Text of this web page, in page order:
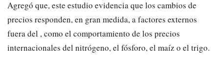
Agregó que, este estudio evidencia que los cambios de
precios responden, en gran medida, a factores externos
fuera del , como el comportamiento de los precios
internacionales del nitrógeno, el fósforo, el maíz o el trigo.